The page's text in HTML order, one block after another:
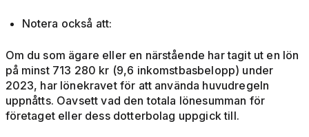
Notera också att:
Om du som ägare eller en närstående har tagit ut en lön
på minst 713 280 kr (9,6 inkomstbasbelopp) under
2023, har lönekravet för att använda huvudregeln
uppnåtts. Oavsett vad den totala lönesumman för
företaget eller dess dotterbolag uppgick till.